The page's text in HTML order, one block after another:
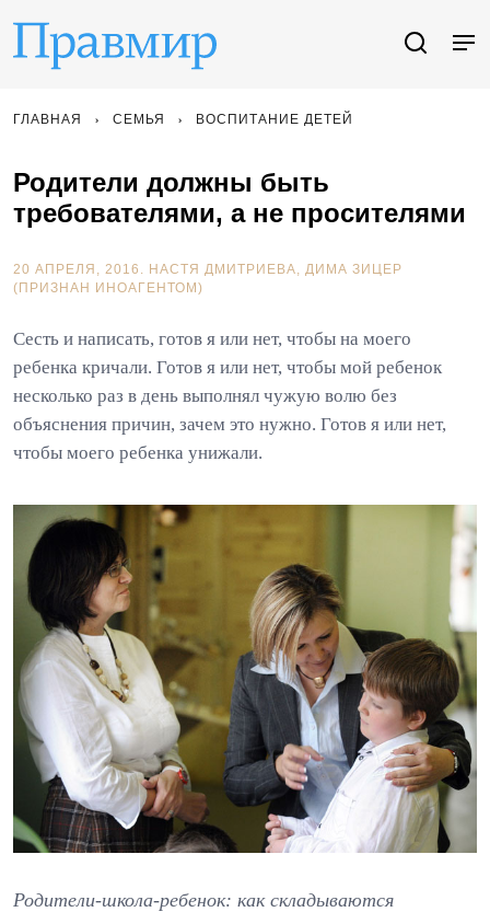
ГЛАВНАЯ СЕМЬЯ ВОСПИТАНИЕ ДЕТЕЙ
Родители должны быть
требователями, а не просителями
20 АПРЕЛЯ, 2016. НАСТЯ ДМИТРИЕВА
ДИМА ЗИЦЕР
(ПРИЗНАН ИНОАГЕНТОМ)
Сесть и написать, готов я или нет, чтобы на моего
ребенка кричали. Готов я или нет, чтобы мой ребенок
несколько раз в день выполнял чужую волю без
объяснения причин, зачем это нужно. Готов я или нет,
чтобы моего ребенка унижали.
Родители-школа-ребенок: как складываются